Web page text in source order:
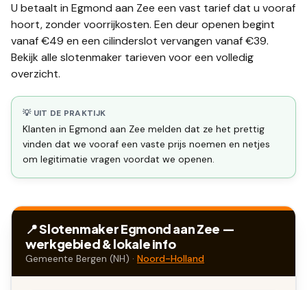
U betaalt in Egmond aan Zee een vast tarief dat u vooraf
hoort, zonder voorrijkosten. Een deur openen begint
vanaf €49 en een cilinderslot vervangen vanaf €39.
Bekijk alle slotenmaker tarieven voor een volledig
overzicht.
💡 UIT DE PRAKTIJK
Klanten in Egmond aan Zee melden dat ze het prettig
vinden dat we vooraf een vaste prijs noemen en netjes
om legitimatie vragen voordat we openen.
📍 SlotenmakerEgmond aan Zee —
werkgebied & lokale info
Gemeente Bergen (NH) · Noord-Holland